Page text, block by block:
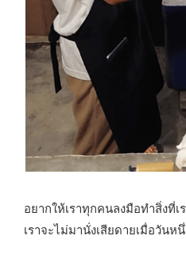
อยากให้เราทุกคนลงมือทำสิ่งที่
เราจะไม่มานั่งเสียดายเมื่อวันห